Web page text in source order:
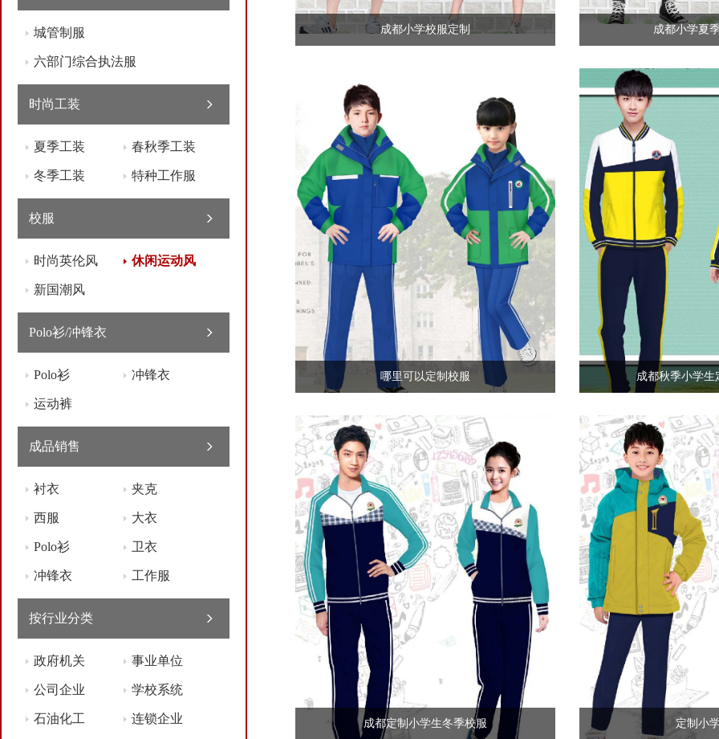
城管制服
六部门综合执法服
时尚工装
夏季工装 春秋季工装
冬季工装 特种工作服
校服
时尚英伦风 休闲运动风
新国潮风
Polo衫/冲锋衣
Polo衫 冲锋衣
运动裤
成品销售
衬衣 夹克
西服 大衣
Polo衫 卫衣
冲锋衣 工作服
按行业分类
政府机关 事业单位
公司企业 学校系统
石油化工 连锁企业
成都小学校服定制 成都小学夏
哪里可以定制校服 成都秋季小学生
成都定制小学生冬季校服 定制小